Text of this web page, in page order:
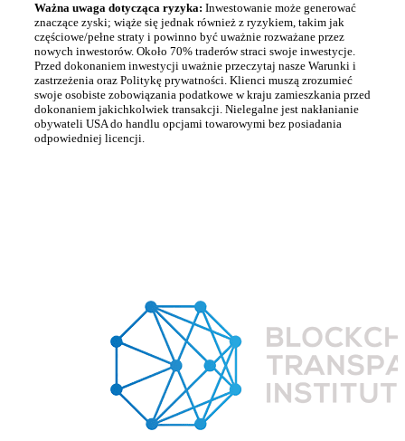
Ważna uwaga dotycząca ryzyka: Inwestowanie może generować
znaczące zyski; wiąże się jednak również z ryzykiem, takim jak
częściowe/pełne straty i powinno być uważnie rozważane przez
nowych inwestorów. Około 70% traderów straci swoje inwestycje.
Przed dokonaniem inwestycji uważnie przeczytaj nasze Warunki i
zastrzeżenia oraz Politykę prywatności. Klienci muszą zrozumieć
swoje osobiste zobowiązania podatkowe w kraju zamieszkania przed
dokonaniem jakichkolwiek transakcji. Nielegalne jest nakłanianie
obywateli USA do handlu opcjami towarowymi bez posiadania
odpowiedniej licencji.